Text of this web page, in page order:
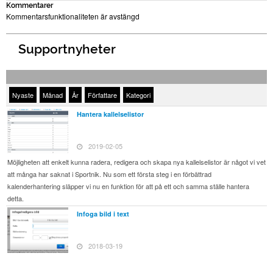
Kommentarer
Kommentarsfunktionaliteten är avstängd
Supportnyheter
Nyaste Månad År Författare Kategori
Hantera kallelselistor
2019-02-05
Möjligheten att enkelt kunna radera, redigera och skapa nya kallelselistor är något vi vet
att många har saknat i Sportnik. Nu som ett första steg i en förbättrad
kalenderhantering släpper vi nu en funktion för att på ett och samma ställe hantera
detta.
Infoga bild i text
2018-03-19